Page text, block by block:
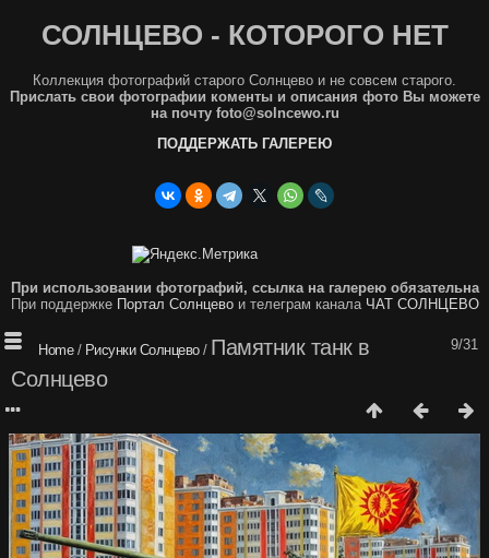
СОЛНЦЕВО - КОТОРОГО НЕТ
Коллекция фотографий старого Солнцево и не совсем старого.
Прислать свои фотографии коменты и описания фото Вы можете
на почту foto@solncewo.ru
ПОДДЕРЖАТЬ ГАЛЕРЕЮ
При использовании фотографий, ссылка на галерею обязательна
При поддержке Портал Солнцевои телеграм канала ЧАТ СОЛНЦЕВО
9/31
Home/ Рисунки Солнцево/ Памятник танк в
Солнцево